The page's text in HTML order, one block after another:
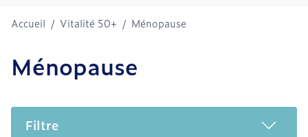
Accueil / Vitalité 50+ / Ménopause
Ménopause
Filtre